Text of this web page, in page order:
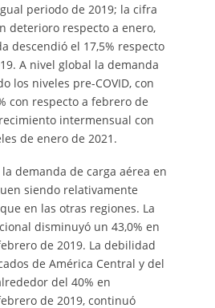
periodo de 2019; la cifra
deterioro respecto a enero,
descendió el 17,5% respecto
A nivel global la demanda
los niveles pre-COVID, con
con respecto a febrero de
intermensual con
de enero de 2021.
demanda de carga aérea en
siendo relativamente
en las otras regiones. La
disminuyó un 43,0% en
de 2019. La debilidad
de América Central y del
del 40% en
de 2019, continuó